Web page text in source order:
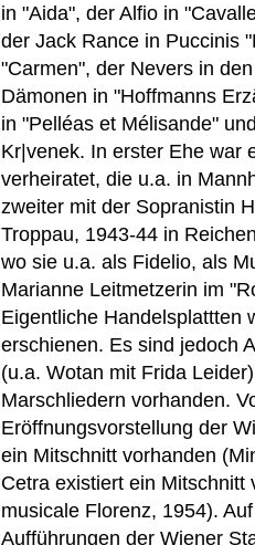
in "Aida", der Alfio in
der Jack Rance in Puccinis
"Carmen", der Nevers in
Dämonen in "Hoffmanns
in "Pelléas et Mélisande"
Kr|venek. In erster Ehe war
verheiratet, die u.a. in
zweiter mit der Sopranistin
Troppau, 1943-44 in
wo sie u.a. als Fidelio, als
Marianne Leitmetzerin im
Eigentliche Handelsplattten
erschienen. Es sind jedoch
(u.a. Wotan mit Frida
Marschliedern vorhanden.
Eröffnungsvorstellung der
ein Mitschnitt vorhanden
Cetra existiert ein Mitschnitt
musicale Florenz, 1954).
Aufführungen der Wiener